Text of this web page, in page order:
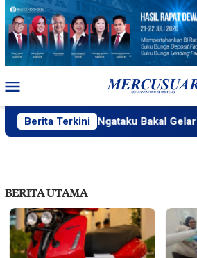
Loncat
konten
Mobile
Berita Terkini
PlakPlik Ngataku Bakal Gelar
BERITA UTAMA